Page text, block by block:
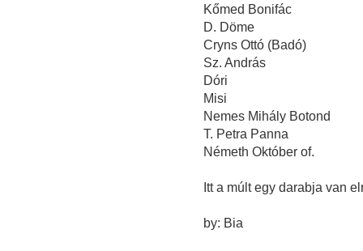
Kőmed Bonifác
D. Döme
Cryns Ottó (Badó)
Sz. András
Dóri
Misi
Nemes Mihály Botond
T. Petra Panna
Németh Október of.
Itt a múlt egy darabja van
by: Bia